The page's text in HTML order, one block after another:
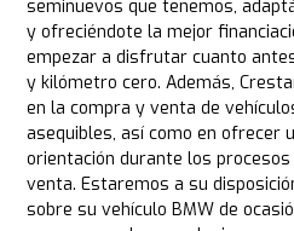
seminuevos que tenemos,
y ofreciéndote la mejor
empezar a disfrutar cuanto
y kilómetro cero. Además,
en la compra y venta de
asequibles, así como en ofrecer
orientación durante los
venta. Estaremos a su
sobre su vehículo BMW de